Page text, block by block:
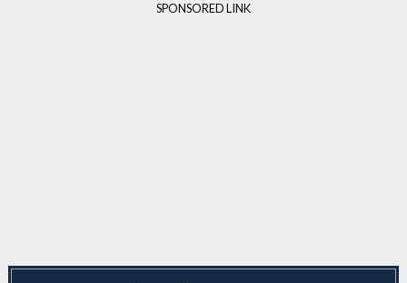
SPONSORED LINK